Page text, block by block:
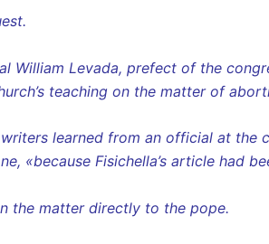
William Levada, prefect of the
teaching on the matter of
learned from an official at the
«because Fisichella’s article had
the matter directly to the pope.